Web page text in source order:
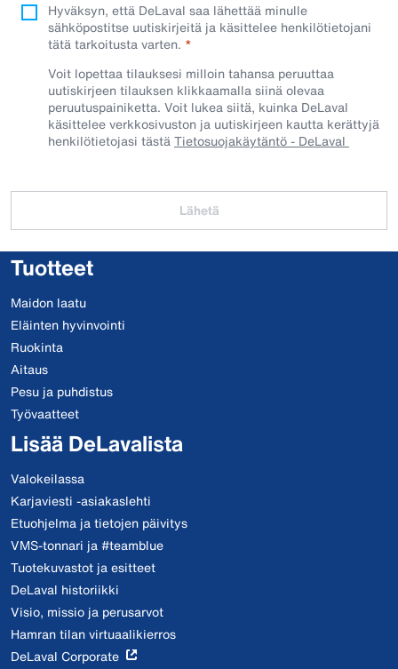
Hyväksyn, että DeLaval saa lähettää minulle
sähköpostitse uutiskirjeitä ja käsittelee henkilötietojani
tätä tarkoitusta varten.
Voit lopettaa tilauksesi milloin tahansa peruuttaa
uutiskirjeen tilauksen klikkaamalla siinä olevaa
peruutuspainiketta. Voit lukea siitä, kuinka DeLaval
käsittelee verkkosivuston ja uutiskirjeen kautta kerättyjä
henkilötietojasi tästäTietosuojakäytäntö - DeLaval
Lähetä
Tuotteet
Maidon laatu
Eläinten hyvinvointi
Ruokinta
Aitaus
Pesu ja puhdistus
Työvaatteet
Lisää DeLavalista
Valokeilassa
Karjaviesti -asiakaslehti
Etuohjelma ja tietojen päivitys
VMS-tonnari ja #teamblue
Tuotekuvastot ja esitteet
DeLaval historiikki
Visio, missio ja perusarvot
Hamran tilan virtuaalikierros
DeLaval Corporate